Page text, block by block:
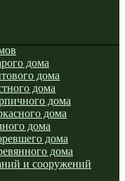
дома
дома
дома
дома
дома
дома
дома
дома
и сооружений